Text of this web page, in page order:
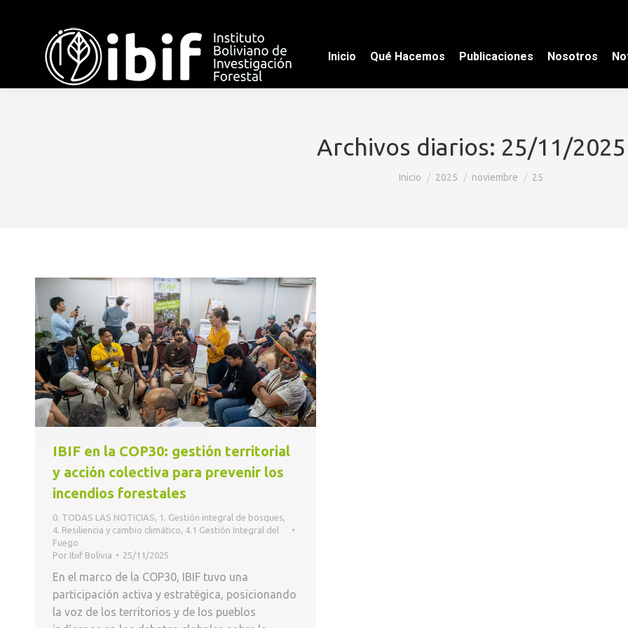
Inicio Qué Hacemos Publicaciones Nosotros
Archivos diarios: 25/11/2025
Estás aquí:
Inicio 2025 noviembre 25
IBIF en la COP30: gestión territorial
y acción colectiva para prevenir los
incendios forestales
0. TODAS LAS NOTICIAS, 1. Gestión integral de bosques,
4. Resiliencia y cambio climático, 4.1 Gestión Integral del
Fuego
Por Ibif Bolivia 25/11/2025
En el marco de la COP30, IBIF tuvo una
participación activa y estratégica, posicionando
la voz de los territorios y de los pueblos